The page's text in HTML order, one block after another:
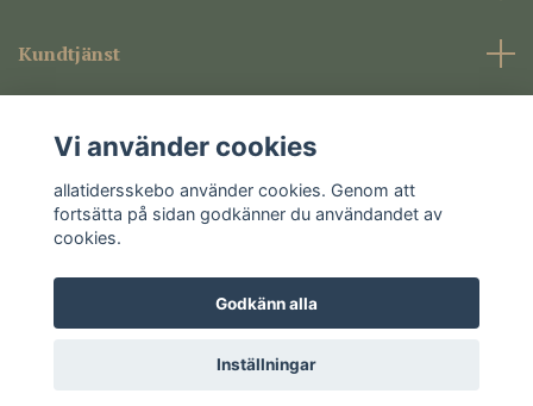
Kundtjänst
Sociala medier
© 2026 allatidersskebo
Vi använder cookies
allatidersskebo använder cookies. Genom att
fortsätta på sidan godkänner du användandet av
cookies.
Godkänn alla
Inställningar